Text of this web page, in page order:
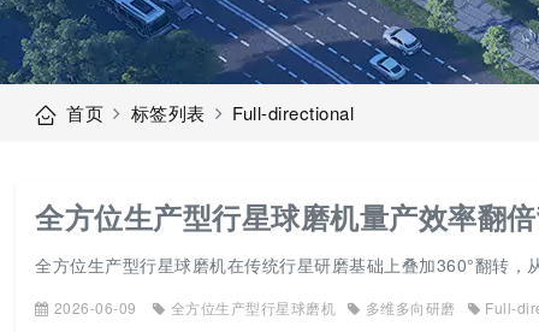
首页 标签列表 Full-directional
全方位生产型行星球磨机量产效率翻
全方位生产型行星球磨机在传统行星研磨基础上叠加360°翻转
2026-06-09 全方位生产型行星球磨机 多维多向研磨 Full-